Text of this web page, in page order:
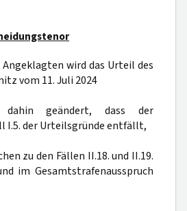
Angeklagten wird das Urteil des
vom 11. Juli 2024
dahin geändert, dass der
I.5. der Urteilsgründe entfällt,
zu den Fällen II.18. und II.19.
im Gesamtstrafenausspruch